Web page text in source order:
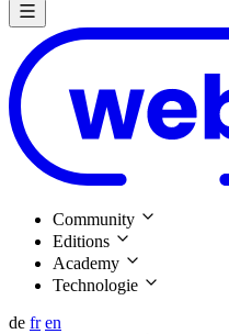
Community
Editions
Academy
Technologie
de fr en